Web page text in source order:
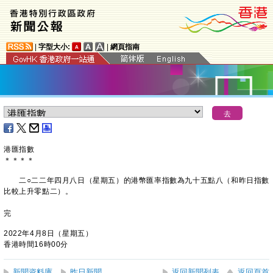
字型大小: 網頁指南
港匯指數
＊ ＊ ＊ ＊
二○二二年四月八日（星期五）的港幣匯率指數為九十五點八（和昨日指數
比較上升零點二）。
完
2022年4月8日（星期五）
香港時間16時00分